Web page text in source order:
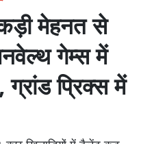
मेहनत से
गेम्स में
प्रिक्स में